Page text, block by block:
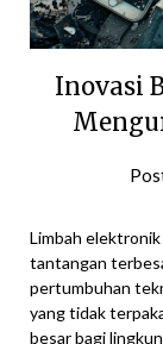
Inovasi
Limbah
tantangan
pertumbuhan
yang tidak
besar bagi